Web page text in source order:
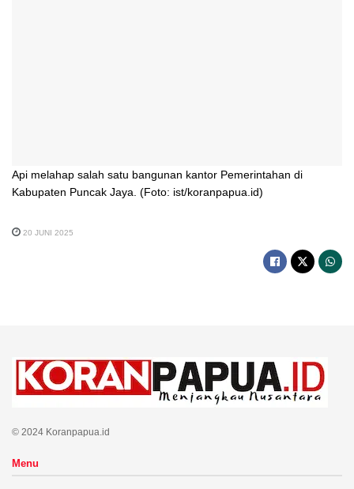
Api melahap salah satu bangunan kantor Pemerintahan di
Kabupaten Puncak Jaya. (Foto: ist/koranpapua.id)
20 JUNI 2025
© 2024 Koranpapua.id
Menu